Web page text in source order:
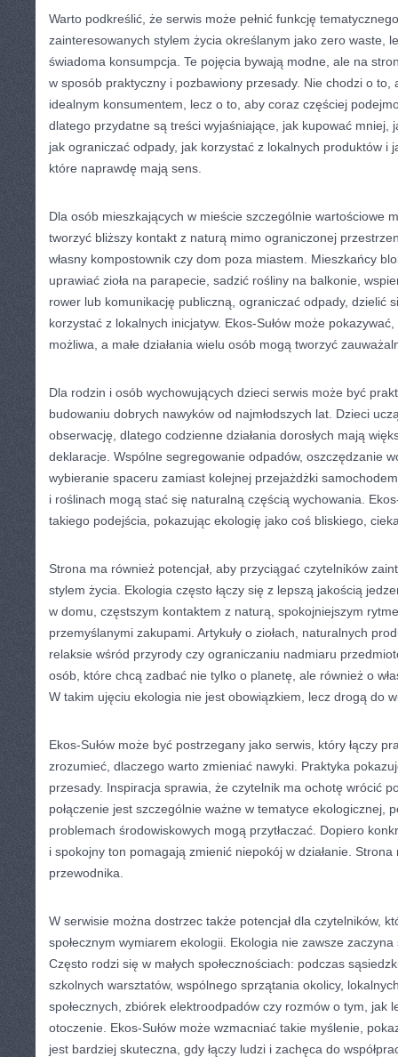
Warto podkreślić, że serwis może pełnić funkcję
zainteresowanych stylem życia określanym jako zero waste,
świadoma konsumpcja. Te pojęcia bywają modne, ale na
w sposób praktyczny i pozbawiony przesady. Nie chodzi o to,
idealnym konsumentem, lecz o to, aby coraz częściej
dlatego przydatne są treści wyjaśniające, jak kupować mniej,
jak ograniczać odpady, jak korzystać z lokalnych produktów i
które naprawdę mają sens.
Dla osób mieszkających w mieście szczególnie wartościowe
tworzyć bliższy kontakt z naturą mimo ograniczonej
własny kompostownik czy dom poza miastem. Mieszkańcy
uprawiać zioła na parapecie, sadzić rośliny na balkonie,
rower lub komunikację publiczną, ograniczać odpady, dzielić
korzystać z lokalnych inicjatyw. Ekos-Sułów może
możliwa, a małe działania wielu osób mogą tworzyć
Dla rodzin i osób wychowujących dzieci serwis może być
budowaniu dobrych nawyków od najmłodszych lat. Dzieci
obserwację, dlatego codzienne działania dorosłych mają
deklaracje. Wspólne segregowanie odpadów, oszczędzanie
wybieranie spaceru zamiast kolejnej przejażdżki
i roślinach mogą stać się naturalną częścią wychowania.
takiego podejścia, pokazując ekologię jako coś bliskiego,
Strona ma również potencjał, aby przyciągać czytelników
stylem życia. Ekologia często łączy się z lepszą jakością
w domu, częstszym kontaktem z naturą, spokojniejszym
przemyślanymi zakupami. Artykuły o ziołach, naturalnych
relaksie wśród przyrody czy ograniczaniu nadmiaru
osób, które chcą zadbać nie tylko o planetę, ale również o
W takim ujęciu ekologia nie jest obowiązkiem, lecz drogą do
Ekos-Sułów może być postrzegany jako serwis, który łączy
zrozumieć, dlaczego warto zmieniać nawyki. Praktyka
przesady. Inspiracja sprawia, że czytelnik ma ochotę wrócić
połączenie jest szczególnie ważne w tematyce ekologicznej,
problemach środowiskowych mogą przytłaczać. Dopiero
i spokojny ton pomagają zmienić niepokój w działanie. Strona
przewodnika.
W serwisie można dostrzec także potencjał dla czytelników,
społecznym wymiarem ekologii. Ekologia nie zawsze
Często rodzi się w małych społecznościach: podczas
szkolnych warsztatów, wspólnego sprzątania okolicy,
społecznych, zbiórek elektroodpadów czy rozmów o tym, jak
otoczenie. Ekos-Sułów może wzmacniać takie myślenie,
jest bardziej skuteczna, gdy łączy ludzi i zachęca do